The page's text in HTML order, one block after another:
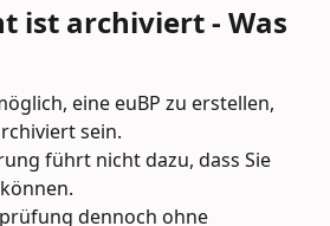
ist archiviert - Was
eine euBP zu erstellen,
sein.
führt nicht dazu, dass Sie
dennoch ohne